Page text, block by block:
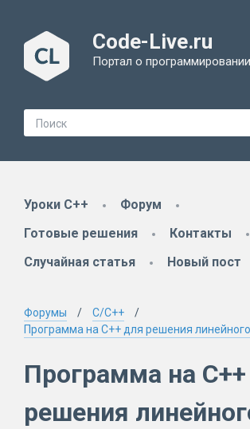
Code-Live.ru
Портал о программировании
Уроки C++
Форум
Готовые решения
Контакты
Случайная статья
Новый пост
Форумы
C/C++
Программа на C++ для решения
Программа на
решения